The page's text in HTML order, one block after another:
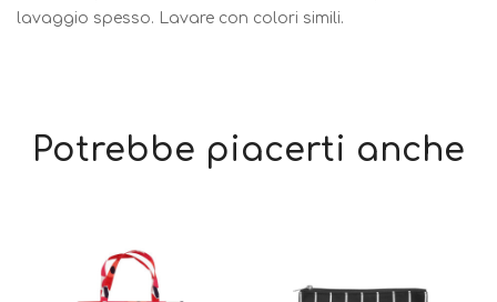
lavaggio spesso. Lavare con colori simili.
Potrebbe piacerti anche